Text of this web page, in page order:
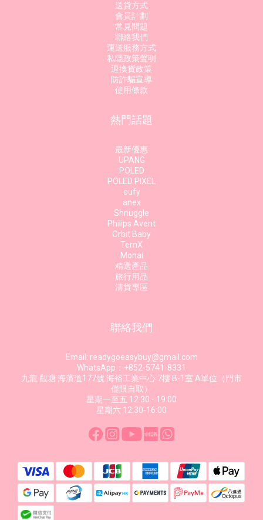
送貨方式
會員計劃
常見問題
聯絡我們
運送服務方式
私隱政策聲明
退換貨政策
防詐騙宣導
使用條款
熱門話題
最新優惠
UPANG
POLED
POLED PIXEL
eufy
anex
Shnuggle
Philips Avent
Orbit Baby
TernX
Monai
精選產品
旅行用品
清貨專區
聯絡我們
Email: readygoeasybuy@gmail.com
WhatsApp：+852-5741-8331
九龍 觀塘 海濱道177號 海裕工業中心 7樓 B-1室 A單位（門市
僅限自取）
星期一至五 12:30 - 19:00
星期六 12:30-16:00